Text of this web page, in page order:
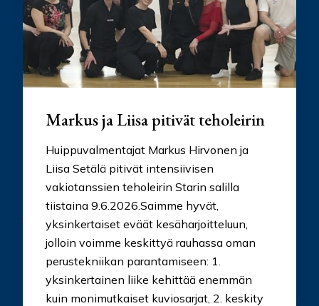
Markus ja Liisa pitivät teholeirin
Huippuvalmentajat Markus Hirvonen ja
Liisa Setälä pitivät intensiivisen
vakiotanssien teholeirin Starin salilla
tiistaina 9.6.2026.Saimme hyvät,
yksinkertaiset eväät kesäharjoitteluun,
jolloin voimme keskittyä rauhassa oman
perustekniikan parantamiseen: 1.
yksinkertainen liike kehittää enemmän
kuin monimutkaiset kuviosarjat, 2. keskity